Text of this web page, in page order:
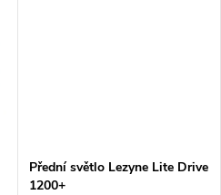
Přední světlo Lezyne Lite Drive
1200+